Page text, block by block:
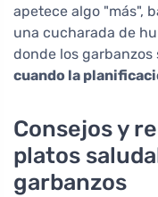
apetece algo "más",
una cucharada de
donde los garbanzos
cuando la
Consejos y
platos
garbanzos